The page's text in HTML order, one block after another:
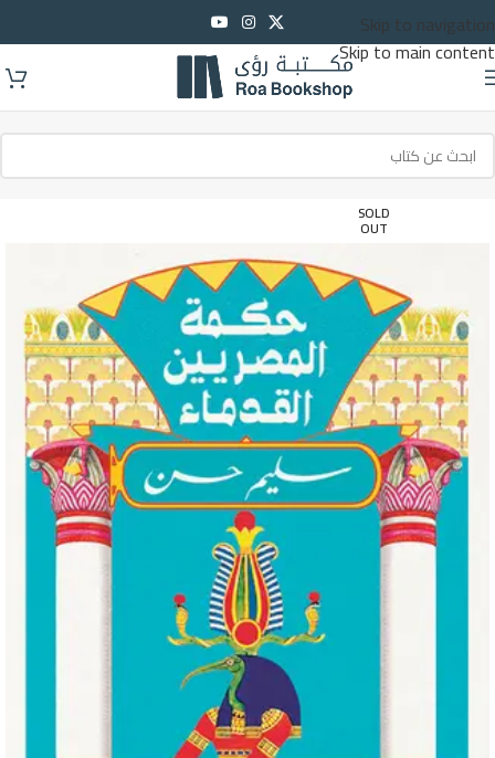
Skip to navigation
Skip to main content
SOLD
OUT